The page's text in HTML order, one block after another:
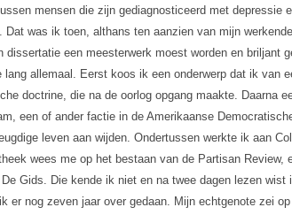
mensen die zijn gediagnosticeerd met depressie
Dat was ik toen, althans ten aanzien van mijn
dissertatie een meesterwerk moest worden en briljant
lang allemaal. Eerst koos ik een onderwerp dat ik van
doctrine, die na de oorlog opgang maakte. Daarna
een of ander factie in de Amerikaanse
leven aan wijden. Ondertussen werkte ik aan
wees me op het bestaan van de Partisan Review,
De Gids. Die kende ik niet en na twee dagen lezen wist
er nog zeven jaar over gedaan. Mijn echtgenote zei